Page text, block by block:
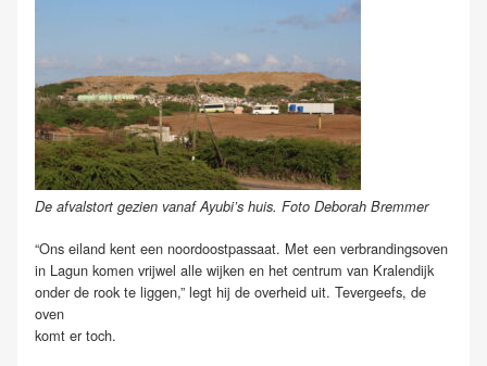
De afvalstort gezien vanaf Ayubi’s huis. Foto Deborah Bremmer
“Ons eiland kent een noordoostpassaat. Met een verbrandingsoven
in Lagun komen vrijwel alle wijken en het centrum van Kralendijk
onder de rook te liggen,” legt hij de overheid uit. Tevergeefs, de
oven
komt er toch.